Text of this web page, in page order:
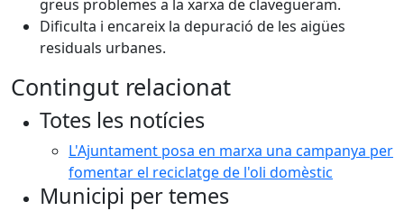
greus problemes a la xarxa de clavegueram.
Dificulta i encareix la depuració de les aigües
residuals urbanes.
Contingut relacionat
Totes les notícies
L'Ajuntament posa en marxa una campanya per
fomentar el reciclatge de l'oli domèstic
Municipi per temes